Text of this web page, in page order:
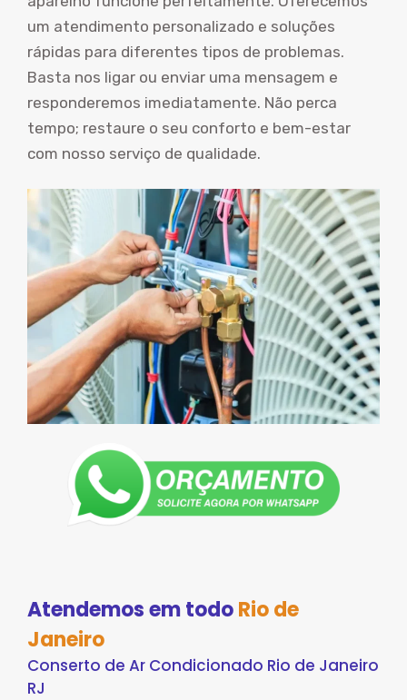
um atendimento personalizado e soluções
rápidas para diferentes tipos de problemas.
Basta nos ligar ou enviar uma mensagem e
responderemos imediatamente. Não perca
tempo; restaure o seu conforto e bem-estar
com nosso serviço de qualidade.
Atendemos em todoRio de
Janeiro
Conserto de Ar Condicionado Rio de Janeiro
RJ